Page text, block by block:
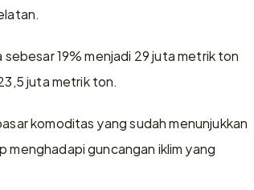
19% menjadi 29 juta metrik ton
juta metrik ton.
komoditas yang sudah menunjukkan
menghadapi guncangan iklim yang